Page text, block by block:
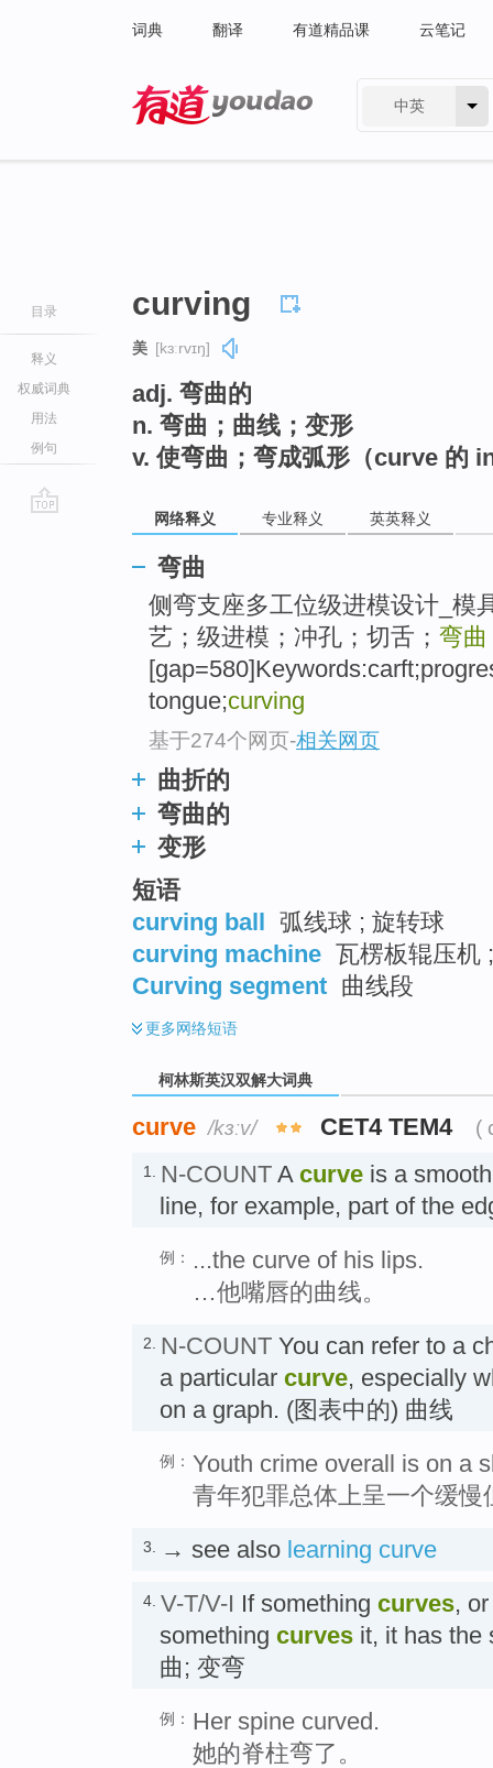
词典 翻译 有道精品课 云笔记
中英
目录
释义
权威词典
用法
例句
curving
美 [kɜːrvɪŋ]
adj. 弯曲的
n. 弯曲；曲线；变形
v. 使弯曲；弯成弧形（curve 的
网络释义 专业释义 英英释义
弯曲
侧弯支座多工位级进模设计_模
艺；级进模；冲孔；切舌； 弯曲
tongue;curving
基于274个网页-相关网页
曲折的
弯曲的
变形
短语
curving ball 弧线球 ; 旋转球
curving machine 瓦楞板辊压机
Curving segment 曲线段
更多网络短语
柯林斯英汉双解大词典
curve /kɜːv/ CET4 TEM4 (
1. N-COUNT A curve is a
line, for example, part of the
例：
...the curve of his lips.
…他嘴唇的曲线。
2. N-COUNT You can refer to a
a particular curve, especially
on a graph. (图表中的) 曲线
例： Youth crime overall is on a
青年犯罪总体上呈一个缓慢
3. → see also learning curve
4. V-T/V-I If something curves,
something curves it, it has the
曲; 变弯
例： Her spine curved.
她的脊柱弯了。